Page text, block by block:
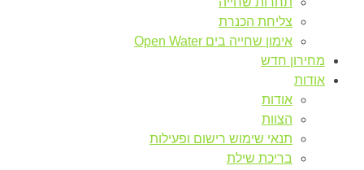
צליחת הכנרת
אימון שחייה בים Open Water
מחירון חדש
אודות
אודות
הצוות
תנאי שימוש רישום ופעילות
בריכת שילת